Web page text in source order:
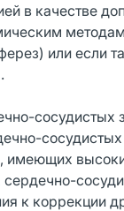
в качестве
или если
сосудистых
имеющих
к коррекции